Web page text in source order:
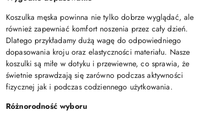
Koszulka męska powinna nie tylko dobrze wyglądać, ale
również zapewniać komfort noszenia przez cały dzień.
Dlatego przykładamy dużą wagę do odpowiedniego
dopasowania kroju oraz elastyczności materiału. Nasze
koszulki są miłe w dotyku i przewiewne, co sprawia, że
świetnie sprawdzają się zarówno podczas aktywności
fizycznej jak i podczas codziennego użytkowania.
Różnorodność wyboru